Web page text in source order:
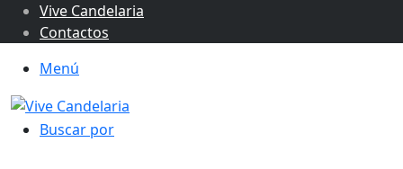
Vive Candelaria
Contactos
Menú
Buscar por